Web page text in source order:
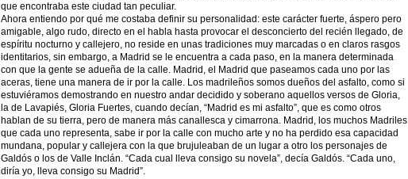
que encontraba este ciudad tan peculiar.
Ahora entiendo por qué me costaba definir su personalidad: este carácter fuerte, áspero pero
amigable, algo rudo, directo en el habla hasta provocar el desconcierto del recién llegado, de
espíritu nocturno y callejero, no reside en unas tradiciones muy marcadas o en claros rasgos
identitarios, sin embargo, a Madrid se le encuentra a cada paso, en la manera determinada
con que la gente se adueña de la calle. Madrid, el Madrid que paseamos cada uno por las
aceras, tiene una manera de ir por la calle. Los madrileños somos dueños del asfalto, como si
estuviéramos demostrando en nuestro andar decidido y soberano aquellos versos de Gloria,
la de Lavapiés, Gloria Fuertes, cuando decían, “Madrid es mi asfalto”, que es como otros
hablan de su tierra, pero de manera más canallesca y cimarrona. Madrid, los muchos Madriles
que cada uno representa, sabe ir por la calle con mucho arte y no ha perdido esa capacidad
mundana, popular y callejera con la que brujuleaban de un lugar a otro los personajes de
Galdós o los de Valle Inclán. “Cada cual lleva consigo su novela”, decía Galdós. “Cada uno,
diría yo, lleva consigo su Madrid”.